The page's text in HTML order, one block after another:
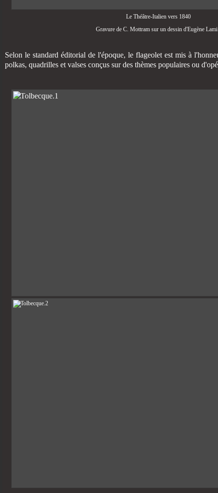
Le Théâtre-Italien vers 1840
Gravure de C. Mottram sur un dessin d'Eugène Lami
Selon le standard éditorial de l'époque, le flageolet est mis à
polkas, quadrilles et valses conçus sur des thèmes populaires ou